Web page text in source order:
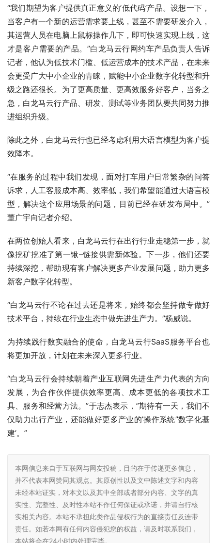
“我们期望为客户提供真正意义的’低代码’产品。设想一下，
当客户有一个新的运营需求要上线，甚至不需要研发介入，
其运营人员在电脑上鼠标操作几下，即可快速实现上线，这
才是客户需要的产品。”白龙马云行网约车产品负责人告诉
记者，他认为低技术门槛、低运营成本的技术产品，在未来
会更受广大中小企业的青睐，赋能中小企业数字化转型和升
级之路还很长。为了更高质量、更高效服务好客户，当务之
急，白龙马云行产品、研发、测试等业务团队要共同努力推
进组织升级。
除此之外，白龙马云行也已经考虑利用大语言模型为客户提
效降本。
“在服务的过程中我们发现，面对打车用户日常繁杂的问答
诉求，人工客服成本高、效率低，我们希望能通过大语言模
型，解决这个应用场景的问题，目前已经在研发布局中。”
董广宇向记者介绍。
在两位创始人看来，白龙马云行在出行行业走稳第一步，就
像挖矿挖准了第一锹–链接供需新体验。下一步，他们还要
持续深挖，帮助现有客户解决更多产业发展问题，助力更多
新客户数字化转型。
“白龙马云行不论在过去还是将来，始终都会坚持做专做好
技术平台，持续在行业生态中做先进生产力。”杨威说。
为持续践行数实融合的使命，白龙马云行SaaS服务平台也
将更加开放，计划在未来深入更多行业。
“白龙马云行会持续朝着产业互联网先进生产力代表的方向
发展，为合作伙伴提供效率更高、成本更低的各项技术工
具、服务和经营方法。”于志杰表示，”期待有一天，我们不
仅助力出行产业，还能做好更多产业的’操作系统”数字化基
建’。”
本网信息来自于互联网与网友投稿，目的在于传递更多信息，
并不代表本网赞同其观点。其原创性以及文中陈述文字和内容
未经本站证实，对本文以及其中全部或者部分内容、文字的真
实性、完整性、及时性本站不作任何保证或承诺，并请自行核
实相关内容。本站不承担此类作品侵权行为的直接责任及连带
责任。如若本网有任何内容侵犯您的权益，请及时联系我们，
本站将会在24小时内处理完毕。